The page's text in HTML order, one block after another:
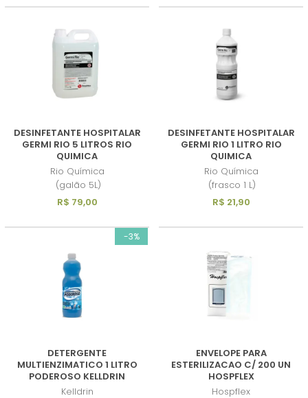
DESINFETANTE HOSPITALAR
GERMI RIO 5 LITROS RIO
QUIMICA
Rio Química
(galão 5L)
R$ 79,00
DESINFETANTE HOSPITALAR
GERMI RIO 1 LITRO RIO
QUIMICA
Rio Química
(frasco 1 L)
R$ 21,90
-3%
DETERGENTE
MULTIENZIMATICO 1 LITRO
PODEROSO KELLDRIN
Kelldrin
ENVELOPE PARA
ESTERILIZACAO C/ 200 UN
HOSPFLEX
Hospflex